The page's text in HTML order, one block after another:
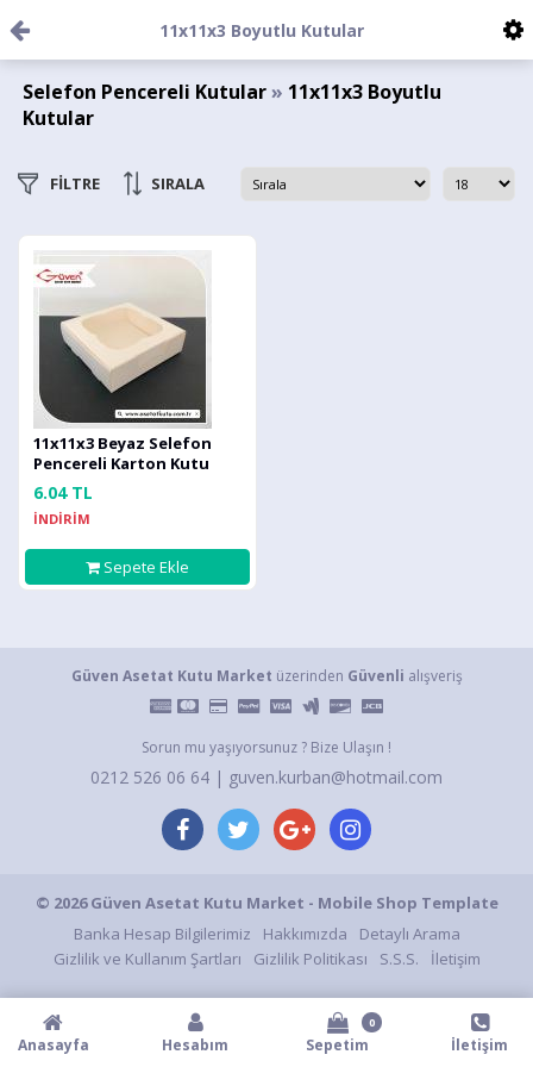
11x11x3 Boyutlu Kutular
Selefon Pencereli Kutular» 11x11x3 Boyutlu
Kutular
FİLTRE SIRALA
11x11x3 Beyaz Selefon
Pencereli Karton Kutu
6.04 TL
İNDİRİM
Sepete Ekle
Güven Asetat Kutu Market üzerinden Güvenli alışveriş
Sorun mu yaşıyorsunuz ? Bize Ulaşın !
0212 526 06 64 | guven.kurban@hotmail.com
© 2026 Güven Asetat Kutu Market - Mobile Shop Template
Banka Hesap Bilgilerimiz
Hakkımızda
Detaylı Arama
Gizlilik ve Kullanım Şartları
Gizlilik Politikası S.S.S. İletişim
Anasayfa Hesabım Sepetim
0
İletişim